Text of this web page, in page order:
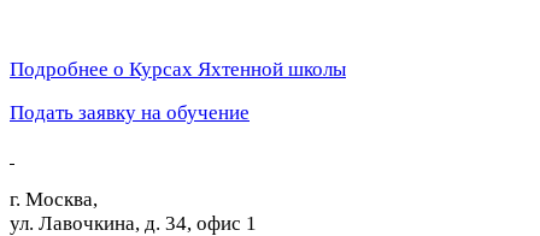
Подробнее о Курсах Яхтенной школы
Подать заявку на обучение
г. Москва,
ул. Лавочкина, д. 34, офис 1